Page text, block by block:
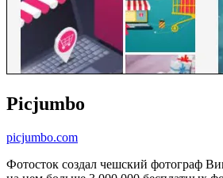
Picjumbo
picjumbo.com
Фотосток создал чешский фотограф